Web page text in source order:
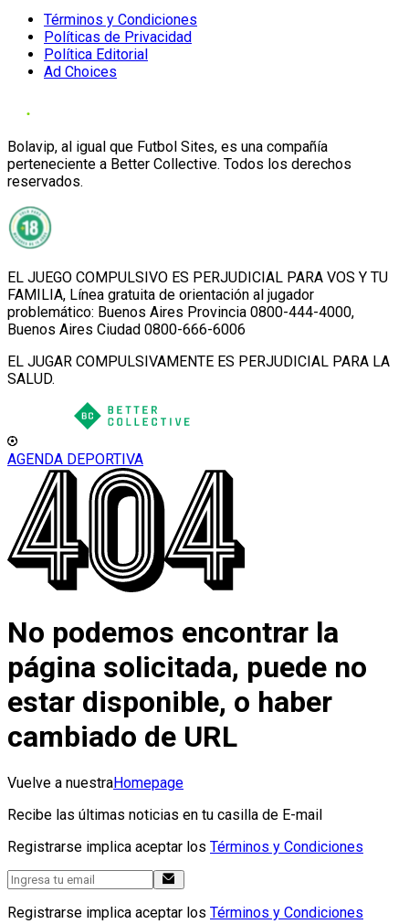
Términos y Condiciones
Políticas de Privacidad
Política Editorial
Ad Choices
Bolavip, al igual que Futbol Sites, es una compañía
perteneciente a Better Collective. Todos los derechos
reservados.
EL JUEGO COMPULSIVO ES PERJUDICIAL PARA VOS Y TU
FAMILIA, Línea gratuita de orientación al jugador
problemático: Buenos Aires Provincia 0800-444-4000,
Buenos Aires Ciudad 0800-666-6006
EL JUGAR COMPULSIVAMENTE ES PERJUDICIAL PARA LA
SALUD.
AGENDA DEPORTIVA
No podemos encontrar la
página solicitada, puede no
estar disponible, o haber
cambiado de URL
Vuelve a nuestraHomepage
Recibe las últimas noticias en tu casilla de E-mail
Registrarse implica aceptar los Términos y Condiciones
Registrarse implica aceptar los Términos y Condiciones